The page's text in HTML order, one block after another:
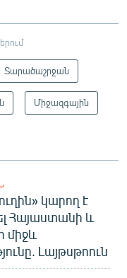
Տարածաշրջան
Միջազգային
կարող է
Հայաստանի և
միջև
Լայթսթոուն